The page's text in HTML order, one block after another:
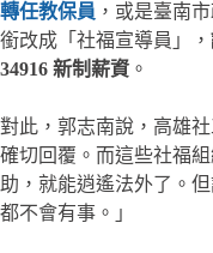
轉任教保員 ，或是臺南
銜改成「社福宣導員」，
34916 新制薪資 。
對此，郭志南說，高雄
確切回覆。而這些社福
助，就能逍遙法外了。
都不會有事。」